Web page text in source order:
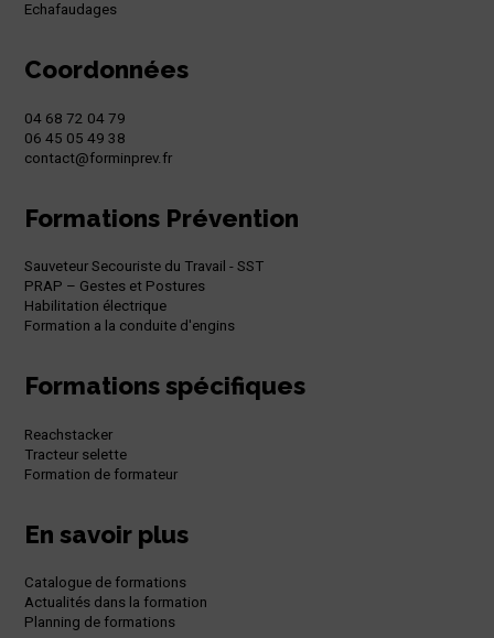
Echafaudages
Coordonnées
04 68 72 04 79
06 45 05 49 38
contact@forminprev.fr
Formations Prévention
Sauveteur Secouriste du Travail - SST
PRAP – Gestes et Postures
Habilitation électrique
Formation a la conduite d'engins
Formations spécifiques
Reachstacker
Tracteur selette
Formation de formateur
En savoir plus
Catalogue de formations
Actualités dans la formation
Planning de formations